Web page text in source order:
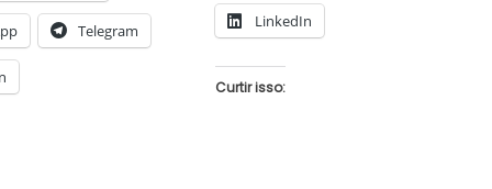
Telegram LinkedIn
Curtir isso: